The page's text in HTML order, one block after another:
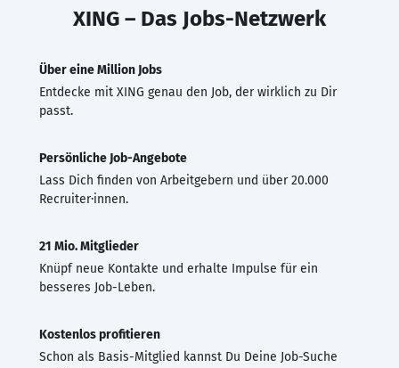
XING – Das Jobs-Netzwerk
Über eine Million Jobs
Entdecke mit XING genau den Job, der wirklich zu Dir
passt.
Persönliche Job-Angebote
Lass Dich finden von Arbeitgebern und über 20.000
Recruiter·innen.
21 Mio. Mitglieder
Knüpf neue Kontakte und erhalte Impulse für ein
besseres Job-Leben.
Kostenlos profitieren
Schon als Basis-Mitglied kannst Du Deine Job-Suche